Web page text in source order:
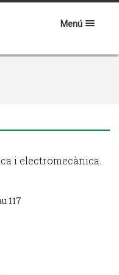
Menú
i electromecànica.
117